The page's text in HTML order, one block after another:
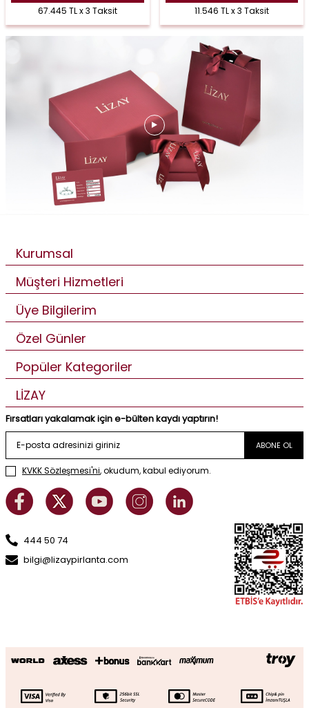
67.445 TL x 3 Taksit 11.546 TL x 3 Taksit
Kurumsal
Müşteri Hizmetleri
Üye Bilgilerim
Özel Günler
Popüler Kategoriler
LİZAY
Fırsatları yakalamak için e-bülten kaydı yaptırın!
ABONE OL
KVKK Sözleşmesi'ni, okudum, kabul ediyorum.
444 50 74
bilgi@lizaypirlanta.com